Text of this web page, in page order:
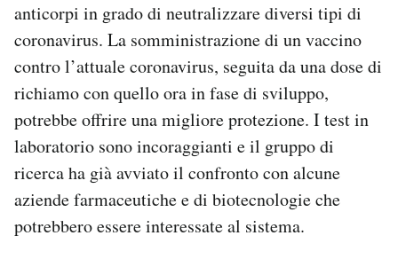
anticorpi in grado di neutralizzare diversi tipi di
coronavirus. La somministrazione di un vaccino
contro l’attuale coronavirus, seguita da una dose di
richiamo con quello ora in fase di sviluppo,
potrebbe offrire una migliore protezione. I test in
laboratorio sono incoraggianti e il gruppo di
ricerca ha già avviato il confronto con alcune
aziende farmaceutiche e di biotecnologie che
potrebbero essere interessate al sistema.